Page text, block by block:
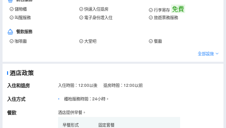
儲物櫃 快速入住退房 行李寄存 免費
叫醒服務 電子身份證入住 旅遊票務服務
餐飲服務
咖啡廳 大堂吧 餐廳
全部設施
酒店政策
入住和退房 入住時間：12:00以後 退房時間：12:00以前
入住方式 櫃枱服務時間：24小時。
餐飲 酒店提供早餐。
早餐形式
固定套餐